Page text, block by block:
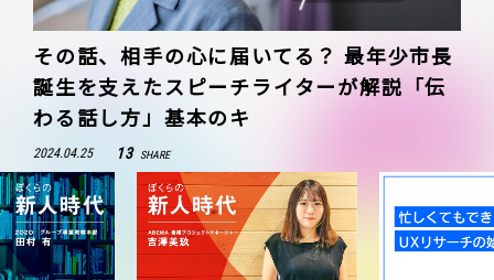
その話、相手の心に届いてる？ 最年少市長
誕生を支えたスピーチライターが解説「伝
わる話し方」基本のキ
2024.04.25 13 SHARE